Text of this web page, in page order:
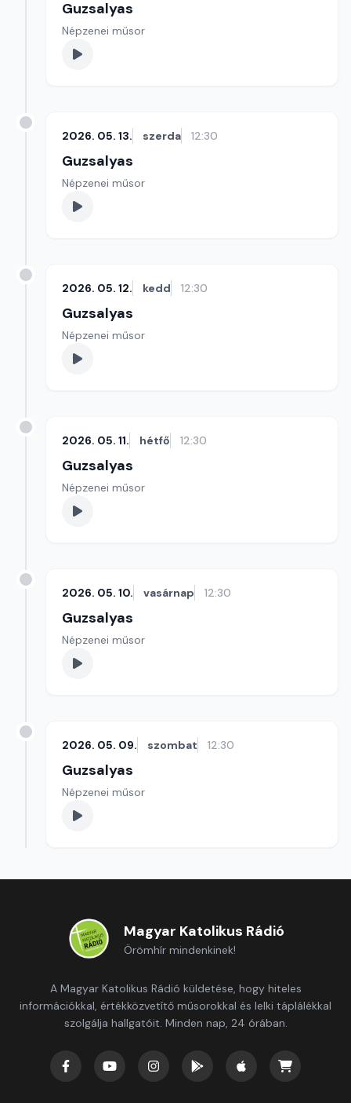
Guzsalyas
Népzenei műsor
2026. 05. 13. szerda 12:30
Guzsalyas
Népzenei műsor
2026. 05. 12. kedd 12:30
Guzsalyas
Népzenei műsor
2026. 05. 11. hétfő 12:30
Guzsalyas
Népzenei műsor
2026. 05. 10. vasárnap 12:30
Guzsalyas
Népzenei műsor
2026. 05. 09. szombat 12:30
Guzsalyas
Népzenei műsor
Magyar Katolikus Rádió
Örömhír mindenkinek!
A Magyar Katolikus Rádió küldetése, hogy hiteles
információkkal, értékközvetítő műsorokkal és lelki táplálékkal
szolgálja hallgatóit. Minden nap, 24 órában.